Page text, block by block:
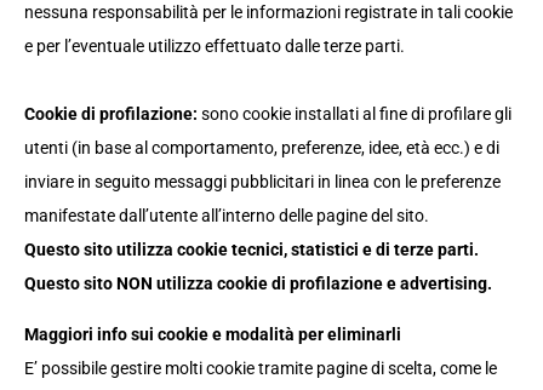
nessuna responsabilità per le informazioni registrate in tali cookie
e per l’eventuale utilizzo effettuato dalle terze parti.
Cookie di profilazione: sono cookie installati al fine di profilare gli
utenti (in base al comportamento, preferenze, idee, età ecc.) e di
inviare in seguito messaggi pubblicitari in linea con le preferenze
manifestate dall’utente all’interno delle pagine del sito.
Questo sito utilizza cookie tecnici, statistici e di terze parti.
Questo sito NON utilizza cookie di profilazione e advertising.
Maggiori info sui cookie e modalità per eliminarli
E’ possibile gestire molti cookie tramite pagine di scelta, come le